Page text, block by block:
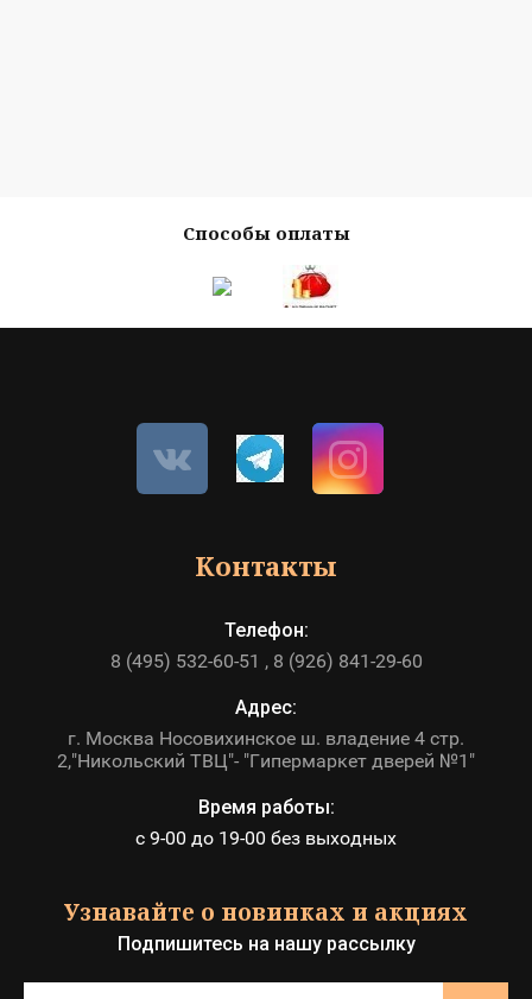
Способы оплаты
Контакты
Телефон:
8 (495) 532-60-51
8 (926) 841-29-60
Адрес:
г. Москва Носовихинское ш. владение 4 стр.
2,"Никольский ТВЦ"- "Гипермаркет дверей №1"
Время работы:
с 9-00 до 19-00 без выходных
Узнавайте о новинках и акциях
Подпишитесь на нашу рассылку